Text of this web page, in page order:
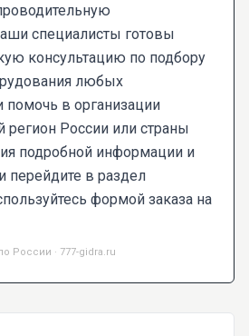
специалисты готовы
консультацию по подбору
любых
помочь в организации
регион России или страны
подробной информации и
перейдите в раздел
формой заказа на
России · 777-gidra.ru